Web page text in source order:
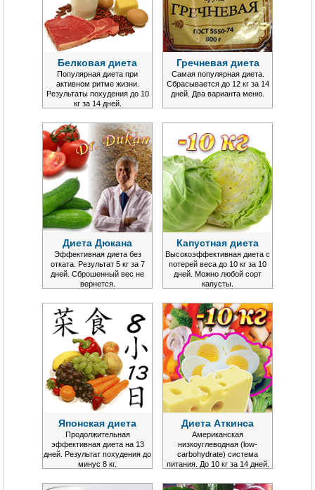
Белковая диета
Популярная диета при
активном ритме жизни.
Результаты похудения до 10
кг за 14 дней.
Гречневая диета
Самая популярная диета.
Сбрасывается до 12 кг за 14
дней. Два варианта меню.
Диета Дюкана
Эффективная диета без
отката. Результат 5 кг за 7
дней. Сброшенный вес не
вернется.
Капустная диета
Высокоэффективная диета с
потерей веса до 10 кг за 10
дней. Можно любой сорт
капусты.
Японская диета
Продолжительная
эффективная диета на 13
дней. Результат похудения до
минус 8 кг.
Диета Аткинса
Американская
низкоуглеводная (low-
carbohydrate) система
питания. До 10 кг за 14 дней.